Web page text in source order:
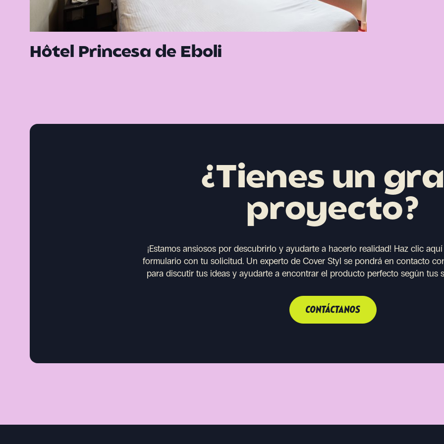
Hôtel Princesa de Eboli
¿Tienes un
proyecto?
¡Estamos ansiosos por descubrirlo y ayudarte a hacerlo realidad! Haz clic
formulario con tu solicitud. Un experto de Cover Styl se pondrá en contacto
para discutir tus ideas y ayudarte a encontrar el producto perfecto según tus
CONTÁCTANOS